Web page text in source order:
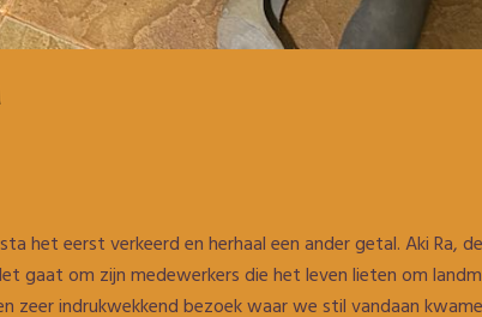
het eerst verkeerd en herhaal een ander getal. Aki Ra,
gaat om zijn medewerkers die het leven lieten om
zeer indrukwekkend bezoek waar we stil vandaan